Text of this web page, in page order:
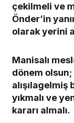
çekilmeli ve
Önder’in
olarak yerini
Manisalı
dönem
yıkmalı ve
kararı almalı.